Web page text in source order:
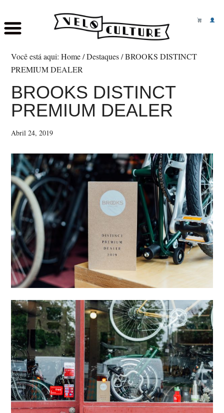
Skip
main
content
Saltar
rodapé
Você está aqui:Home /Destaques /BROOKS DISTINCT
PREMIUM DEALER
BROOKS DISTINCT
PREMIUM DEALER
Abril 24, 2019